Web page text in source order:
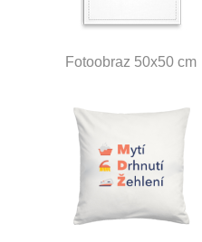
Fotoobraz 50x50 cm